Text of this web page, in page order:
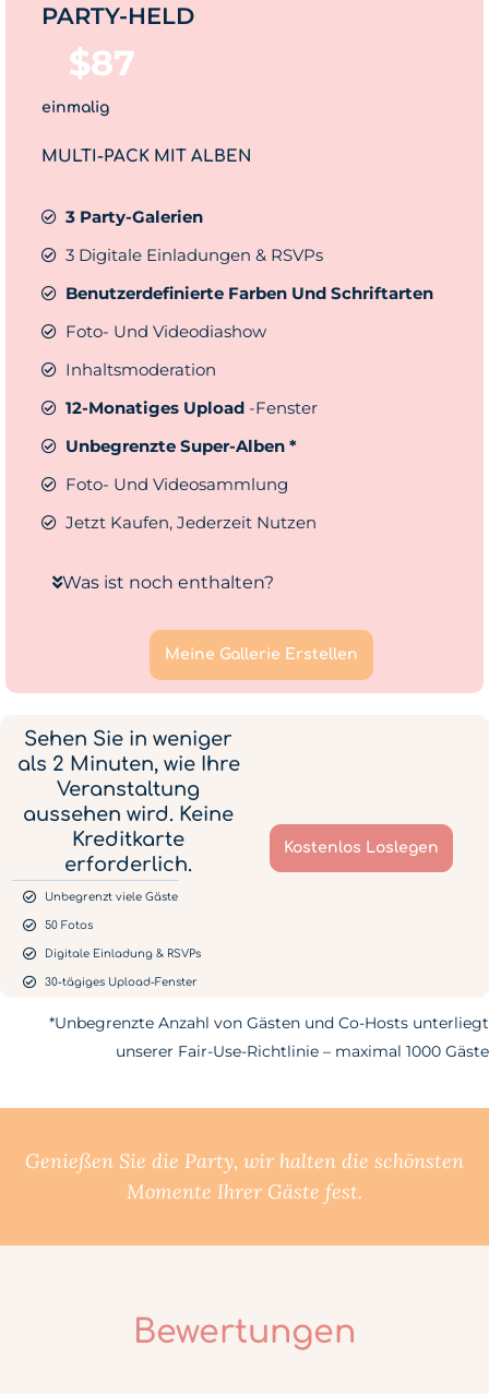
PARTY-HELD
$87
einmalig
MULTI-PACK MIT ALBEN
3 Party-Galerien
3 Digitale Einladungen & RSVPs
Benutzerdefinierte Farben Und Schriftarten
Foto- Und Videodiashow
Inhaltsmoderation
12-Monatiges Upload -Fenster
Unbegrenzte Super-Alben *
Foto- Und Videosammlung
Jetzt Kaufen, Jederzeit Nutzen
Was ist noch enthalten?
Meine Gallerie Erstellen
Sehen Sie in weniger
als 2 Minuten, wie Ihre
Veranstaltung
aussehen wird. Keine
Kreditkarte
erforderlich.
Unbegrenzt viele Gäste
50 Fotos
Digitale Einladung & RSVPs
30-tägiges Upload-Fenster
Kostenlos Loslegen
*Unbegrenzte Anzahl von Gästen und Co-Hosts unterliegt
unserer Fair-Use-Richtlinie – maximal 1000 Gäste
Genießen Sie die Party, wir halten die schönsten
Momente Ihrer Gäste fest.
Bewertungen